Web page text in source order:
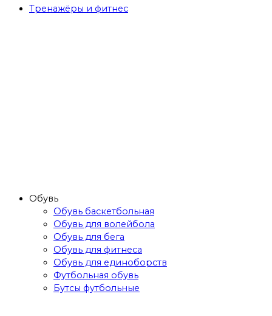
Тренажёры и фитнес
Обувь
Обувь баскетбольная
Обувь для волейбола
Обувь для бега
Обувь для фитнеса
Обувь для единоборств
Футбольная обувь
Бутсы футбольные